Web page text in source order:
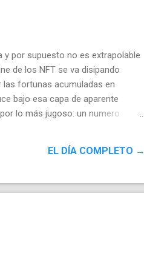
y por supuesto no es extrapolable
de los NFT se va disipando
las fortunas acumuladas en
bajo esa capa de aparente
lo más jugoso: un numero
ventas". La vida útil de estas
parecen cambiar rápidamente,
EL DÍA COMPLETO →